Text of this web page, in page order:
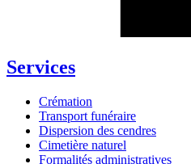
Services
Crémation
Transport funéraire
Dispersion des cendres
Cimetière naturel
Formalités administratives